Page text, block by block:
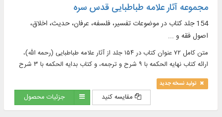
مجموعه آثار علامه طباطبایی قدس سره
154 جلد کتاب در موضوعات تفسیر، فلسفه، عرفان، حدیث، اخلاق،
اصول فقه و ...
متن کامل ۷۲ عنوان کتاب در ۱۵۴ جلد از آثار علامه طباطبایی (رحمه الله)،
ارائه کتاب نهایه الحکمه با ۹ شرح و ترجمه، و کتاب بدایه الحکمه با ۳ شرح
(رحمه الله) و ...
تولید نسخه جدید
مقایسه کنید جزئیات محصول